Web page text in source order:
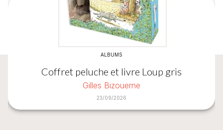
ALBUMS
Coffret peluche et livre Loup gris
Gilles Bizouerne
23/09/2026